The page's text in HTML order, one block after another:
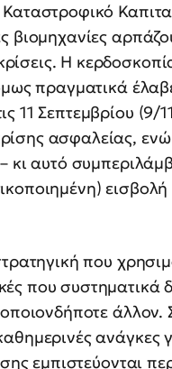
βιομηχανίες
Η
πραγματικά
11 Σεπτεμβρίου (9/
ασφαλείας,
κι αυτό
που
που συστηματικά
άλλον.
εμπιστεύονται